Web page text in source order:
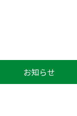
お知らせ